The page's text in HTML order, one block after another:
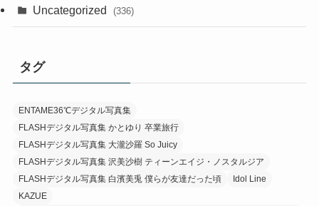
Uncategorized (336)
タグ
ENTAME36℃デジタル写真集
FLASHデジタル写真集 かとゆり 卒業旅行
FLASHデジタル写真集 大瀧沙羅 So Juicy
FLASHデジタル写真集 沢美沙樹 ティーンエイジ・ノスタルジア
FLASHデジタル写真集 白濱美兎 僕らが友達だった頃
Idol Line
KAZUE